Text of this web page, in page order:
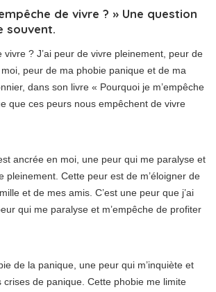
de vivre ? » Une question
souvent.
vivre ? J’ai peur de vivre pleinement, peur de
moi, peur de ma phobie panique et de ma
dans son livre « Pourquoi je m’empêche
que ces peurs nous empêchent de vivre
ancrée en moi, une peur qui me paralyse et
pleinement. Cette peur est de m’éloigner de
et de mes amis. C’est une peur que j’ai
qui me paralyse et m’empêche de profiter
de la panique, une peur qui m’inquiète et
crises de panique. Cette phobie me limite